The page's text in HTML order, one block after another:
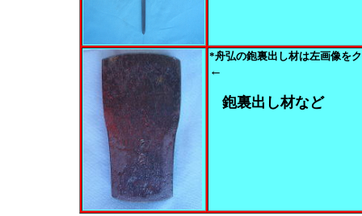
*舟弘の鉋裏出し材は左画像を
←
鉋裏出し材など